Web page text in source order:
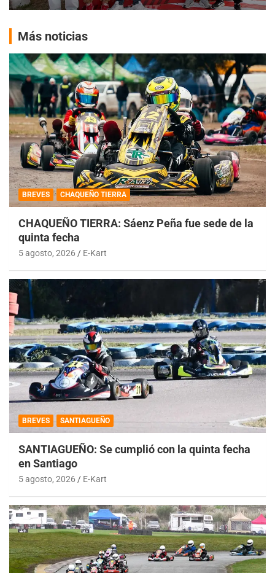
Más noticias
BREVES CHAQUEÑO TIERRA
CHAQUEÑO TIERRA: Sáenz Peña fue sede de la
quinta fecha
5 agosto, 2026 E-Kart
BREVES SANTIAGUEÑO
SANTIAGUEÑO: Se cumplió con la quinta fecha
en Santiago
5 agosto, 2026 E-Kart